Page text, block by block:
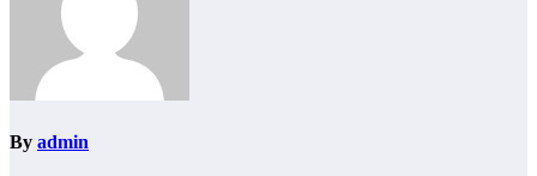
By admin